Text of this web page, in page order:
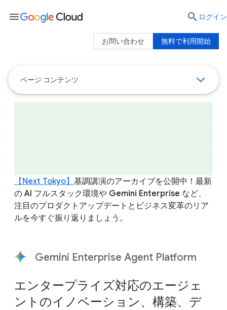
ページ コンテンツ
【Next Tokyo】 基調講演のアーカイブを公開中！最新
の AI フルスタック環境や Gemini Enterprise など、
注目のプロダクトアップデートとビジネス変革のリア
ルを今すぐ振り返りましょう。
Gemini Enterprise Agent Platform
エンタープライズ対応のエージェ
ントのイノベーション、構築、デ
menu  ログイン
無料で利用開始
お問い合わせ